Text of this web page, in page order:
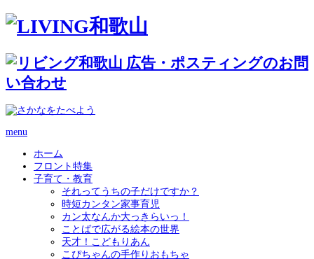
menu
ホーム
フロント特集
子育て・教育
それってうちの子だけですか？
時短カンタン家事育児
カン太なんか大っきらいっ！
ことばで広がる絵本の世界
天才！こどもりあん
こぴちゃんの手作りおもちゃ